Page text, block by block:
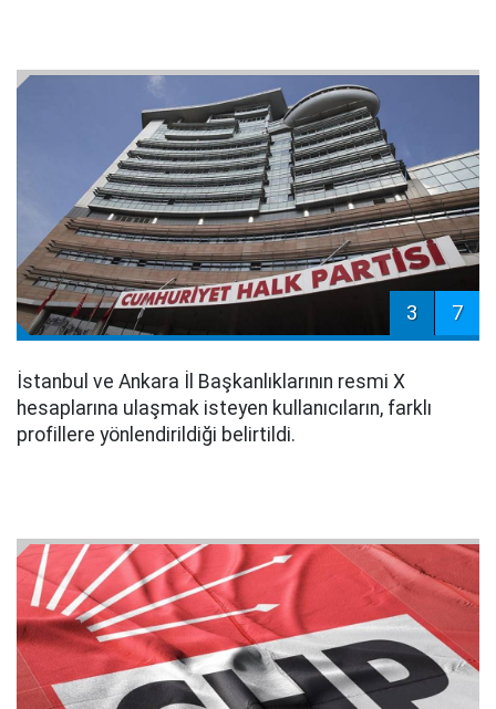
3 7
İstanbul ve Ankara İl Başkanlıklarının resmi X
hesaplarına ulaşmak isteyen kullanıcıların, farklı
profillere yönlendirildiği belirtildi.